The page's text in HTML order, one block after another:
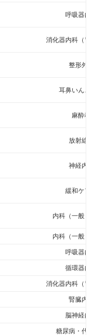
呼吸器内
消化器内科（胃
整形外科
耳鼻いんこ
麻酔科
放射線科
神経内科
緩和ケア
内科（一般・
内科（一般・
呼吸器内
循環器内
消化器内科（胃
腎臓内科
脳神経内
糖尿病・代